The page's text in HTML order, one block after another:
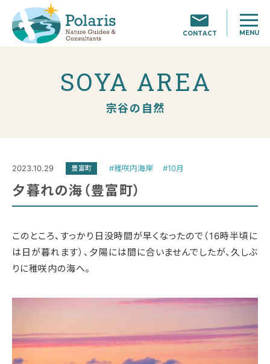
CONTACT MENU
SOYA AREA
宗谷の自然
2023.10.29 豊富町 #稚咲内海岸 #10月
夕暮れの海（豊富町）
このところ、すっかり日没時間が早くなったので（16時半頃に
は日が暮れます）、夕陽には間に合いませんでしたが、久しぶ
りに稚咲内の海へ。